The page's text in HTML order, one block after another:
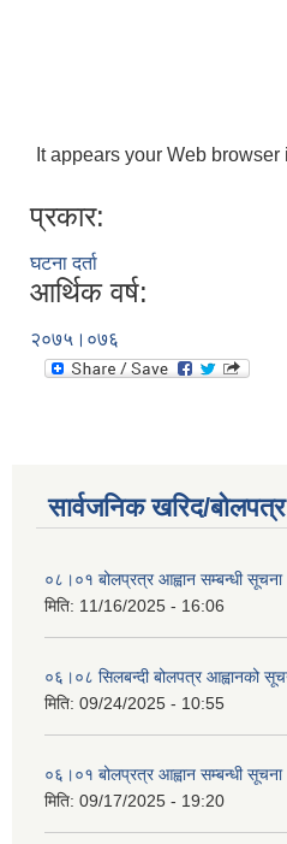
It appears your Web
प्रकार:
घटना दर्ता
आर्थिक वर्ष:
२०७५।०७६
सार्वजनिक खरिद/
०८।०१ बोलप्रत्र आह्वान सम्बन्धी सूचना
मिति: 11/16/2025 - 16:06
०६।०८ सिलबन्दी बोलपत्र आह्वानको
मिति: 09/24/2025 - 10:55
०६।०१ बोलप्रत्र आह्वान सम्बन्धी सूचना
मिति: 09/17/2025 - 19:20